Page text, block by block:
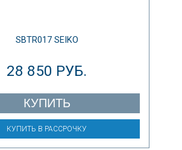
SBTR017 SEIKO
28 850 РУБ.
КУПИТЬ
КУПИТЬ В РАССРОЧКУ